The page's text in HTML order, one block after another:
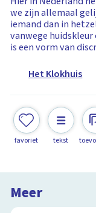
we zijn allemaal
iemand dan in
vanwege
is een vorm van
Het Klokhuis
favoriet tekst
Meer